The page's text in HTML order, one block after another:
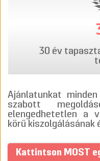
30 év
Ajánlatunkat
szabott
elengedhetetlen a
körű kiszolgálásának
Kattintson MOST